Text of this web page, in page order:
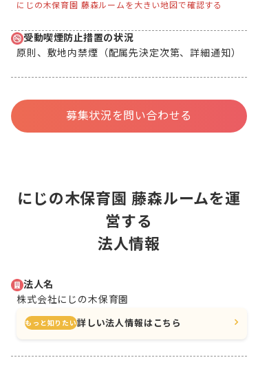
にじの木保育園 藤森ルームを大きい地図で確認する
受動喫煙防止措置の状況
原則、敷地内禁煙（配属先決定次第、詳細通知）
募集状況を問い合わせる
にじの木保育園 藤森ルームを運
営する
法人情報
法人名
株式会社にじの木保育園
もっと知りたい詳しい法人情報はこちら